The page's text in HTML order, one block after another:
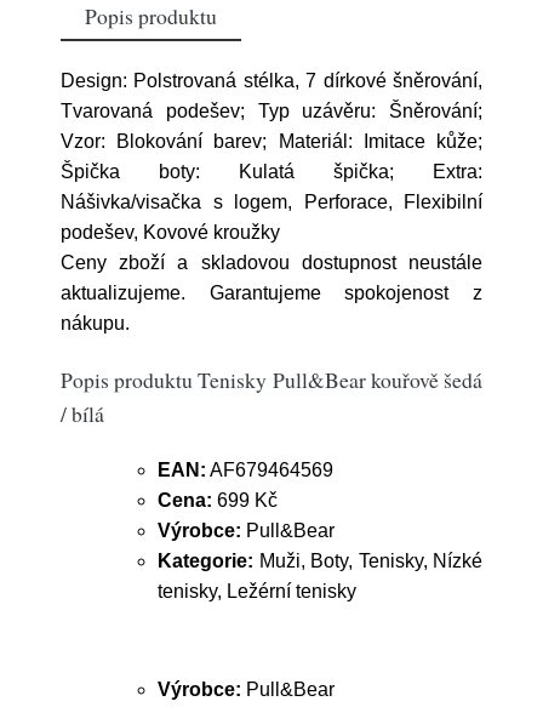
Popis produktu
Design: Polstrovaná stélka, 7 dírkové šněrování,
Tvarovaná podešev; Typ uzávěru: Šněrování;
Vzor: Blokování barev; Materiál: Imitace kůže;
Špička boty: Kulatá špička; Extra:
Nášivka/visačka s logem, Perforace, Flexibilní
podešev, Kovové kroužky
Ceny zboží a skladovou dostupnost neustále
aktualizujeme. Garantujeme spokojenost z
nákupu.
Popis produktu Tenisky Pull&Bear kouřově šedá
/ bílá
EAN: AF679464569
Cena: 699 Kč
Výrobce: Pull&Bear
Kategorie: Muži, Boty, Tenisky, Nízké
tenisky, Ležérní tenisky
Výrobce: Pull&Bear